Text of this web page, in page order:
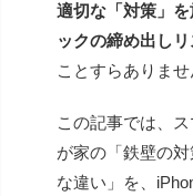
適切な「対策」
ックの締め出し
ことすらありませ
この記事では、
が家の「鉄壁の
な違い」を、